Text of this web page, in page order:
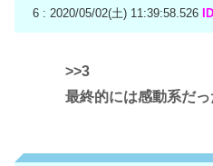
6 : 2020/05/02(土) 11:39:58.526
>>3
最終的には感動系だっ